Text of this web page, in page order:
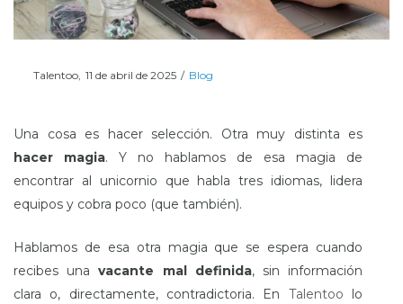
PorTalentoo Posted
11 de abril de 2025
Posted
Blog
Una cosa es hacer selección. Otra muy distinta es
hacer magia. Y no hablamos de esa magia de
encontrar al unicornio que habla tres idiomas, lidera
equipos y cobra poco (que también).
Hablamos de esa otra magia que se espera cuando
recibes unavacante mal definida, sin información
clara o, directamente, contradictoria. En Talentoo lo